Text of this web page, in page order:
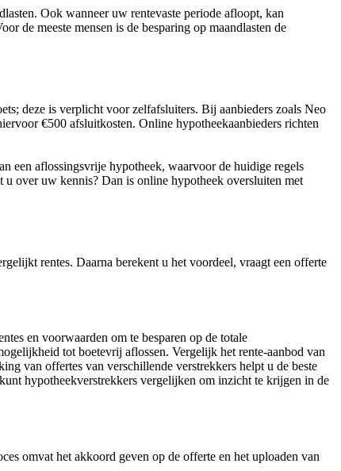
Ook wanneer uw rentevaste periode afloopt, kan
de meeste mensen is de besparing op maandlasten de
deze is verplicht voor zelfafsluiters. Bij aanbieders zoals Neo
€500 afsluitkosten. Online hypotheekaanbieders richten
een aflossingsvrije hypotheek, waarvoor de huidige regels
u over uw kennis? Dan is online hypotheek oversluiten met
rentes. Daarna berekent u het voordeel, vraagt een offerte
en voorwaarden om te besparen op de totale
tot boetevrij aflossen. Vergelijk het rente-aanbod van
van offertes van verschillende verstrekkers helpt u de beste
hypotheekverstrekkers vergelijken om inzicht te krijgen in de
omvat het akkoord geven op de offerte en het uploaden van